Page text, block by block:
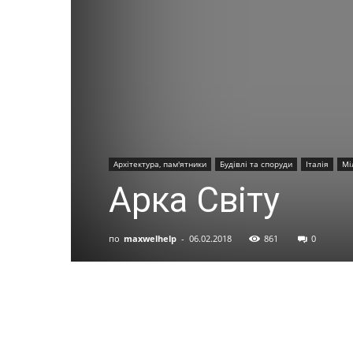
Архітектура, пам'ятники Будівлі та споруди Італія
Арка Світу
по maxwelhelp - 06.02.2018 861 0